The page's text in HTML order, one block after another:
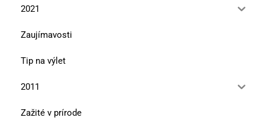
2021
Zaujímavosti
Tip na výlet
2011
Zažité v prírode